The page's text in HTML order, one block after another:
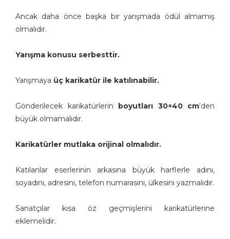
Ancak daha önce başka bir yarışmada ödül almamış
olmalıdır.
Yarışma konusu serbesttir.
Yarışmaya üç karikatür ile katılınabilir.
Gönderilecek karikatürlerin boyutları 30×40 cm‘den
büyük olmamalıdır.
Karikatürler mutlaka orijinal olmalıdır.
Katılanlar eserlerinin arkasına büyük harflerle adını,
soyadını, adresini, telefon numarasını, ülkesini yazmalıdır.
Sanatçılar kısa öz geçmişlerini karikatürlerine
eklemelidir.